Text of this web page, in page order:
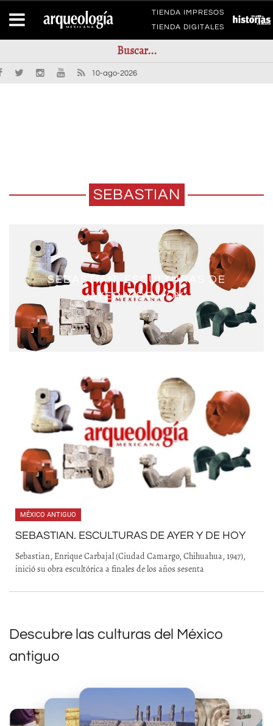
TIENDA IMPRESOS
TIENDA DIGITALES
10-ago-2026
SEBASTIAN
SEBASTIAN. ESCULTURAS DE
AYER Y DE HOY
MÉXICO ANTIGUO
SEBASTIAN. ESCULTURAS DE AYER Y DE HOY
Sebastian, Enrique Carbajal (Ciudad Camargo, Chihuahua, 1947),
inició su obra escultórica a finales de los años sesenta
Descubre las culturas del México
antiguo